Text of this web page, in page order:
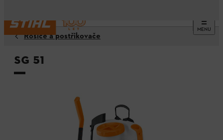
MENU
Rosiče a postřikovače
SG 51